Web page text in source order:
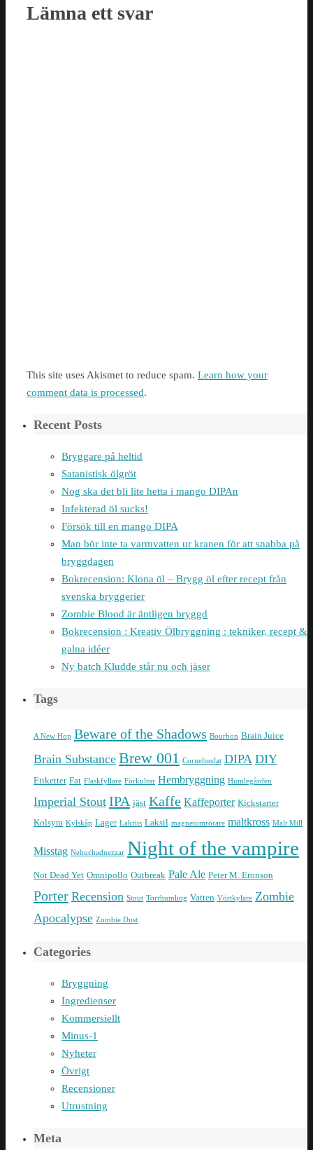
Lämna ett svar
This site uses Akismet to reduce spam. Learn how your
comment data is processed.
Recent Posts
Bryggare på heltid
Satanistisk ölgröt
Nog ska det bli lite hetta i mango DIPAn
Infekterad öl sucks!
Försök till en mango DIPA
Man bör inte ta varmvatten ur kranen för att snabba på
bryggdagen
Bokrecension: Klona öl – Brygg öl efter recept från
svenska bryggerier
Zombie Blood är äntligen bryggd
Bokrecension : Kreativ Ölbryggning : tekniker, recept &
galna idéer
Ny batch Kludde står nu och jäser
Tags
A New Hop Beware of the Shadows Bourbon Brain Juice
Brain Substance Brew 001 Corneliusfat DIPA DIY
Etiketter Fat Flaskfyllare Förkultur Hembryggning Humlegården
Imperial Stout IPA jäst Kaffe Kaffeporter Kickstarter
Kolsyra Kylskåp Lager Lakrits Laksil magnetomrörare maltkross Malt Mill
Misstag Nebuchadnezzar Night of the vampire
Not Dead Yet Omnipollo Outbreak Pale Ale Peter M. Eronson
Porter Recension Stout Torrhumling Vatten Vörtkylare Zombie
Apocalypse Zombie Dust
Categories
Bryggning
Ingredienser
Kommersiellt
Minus-1
Nyheter
Övrigt
Recensioner
Utrustning
Meta